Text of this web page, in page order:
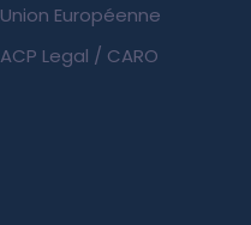
Union Européenne
ACP Legal / CARO